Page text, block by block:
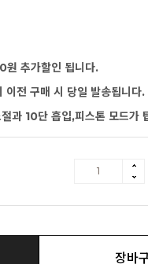
원 추가할인 됩니다.
이전 구매 시 당일 발송됩니다.
과 10단 흡입,피스톤 모드가
장바